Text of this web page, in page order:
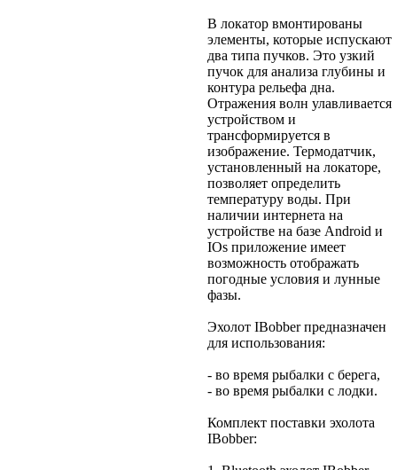
В локатор вмонтированы
элементы, которые испускают
два типа пучков. Это узкий
пучок для анализа глубины и
контура рельефа дна.
Отражения волн улавливается
устройством и
трансформируется в
изображение. Термодатчик,
установленный на локаторе,
позволяет определить
температуру воды. При
наличии интернета на
устройстве на базе Android и
IOs приложение имеет
возможность отображать
погодные условия и лунные
фазы.
Эхолот IBobber предназначен
для использования:
- во время рыбалки с берега,
- во время рыбалки с лодки.
Комплект поставки эхолота
IBobber: